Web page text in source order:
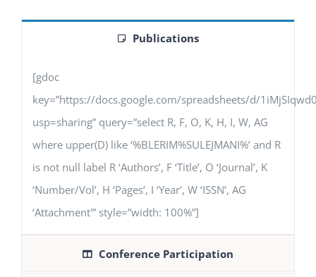
Publications
[gdoc
key=”https://docs.google.com/spreadsheets/d/
usp=sharing” query=”select R, F, O, K, H, I, W, AG
where upper(D) like ‘%BLERIM%SULEJMANI%’ and R
is not null label R ‘Authors’, F ‘Title’, O ‘Journal’, K
‘Number/Vol’, H ‘Pages’, I ‘Year’, W ‘ISSN’, AG
‘Attachment'” style=”width: 100%”]
Conference Participation